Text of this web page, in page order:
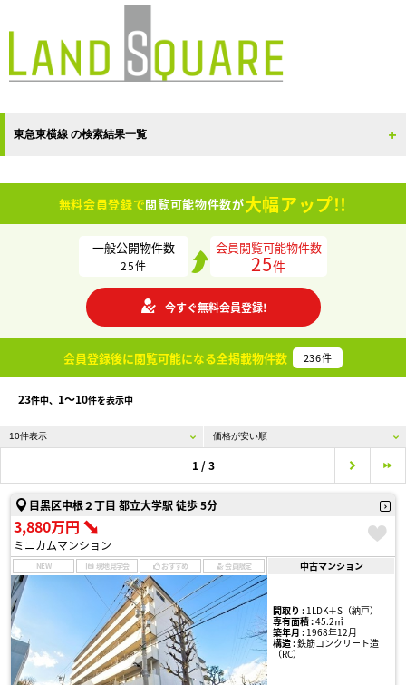
東急東横線 の検索結果一覧
無料会員登録で閲覧可能物件数が大幅アップ!!
一般公開物件数
25件
会員閲覧可能物件数
25件
今すぐ無料会員登録!
会員登録後に閲覧可能になる全掲載物件数 236件
23件中、 1〜10件を表示中
1 / 3
目黒区中根２丁目 都立大学駅 徒歩 5分
3,880万円
ミニカムマンション
NEW 現地見学会 おすすめ 会員限定 中古マンション
間取り :1LDK＋S（納戸）
専有面積 :45.2㎡
築年月 :1968年12月
構造 :鉄筋コンクリート造
（RC）